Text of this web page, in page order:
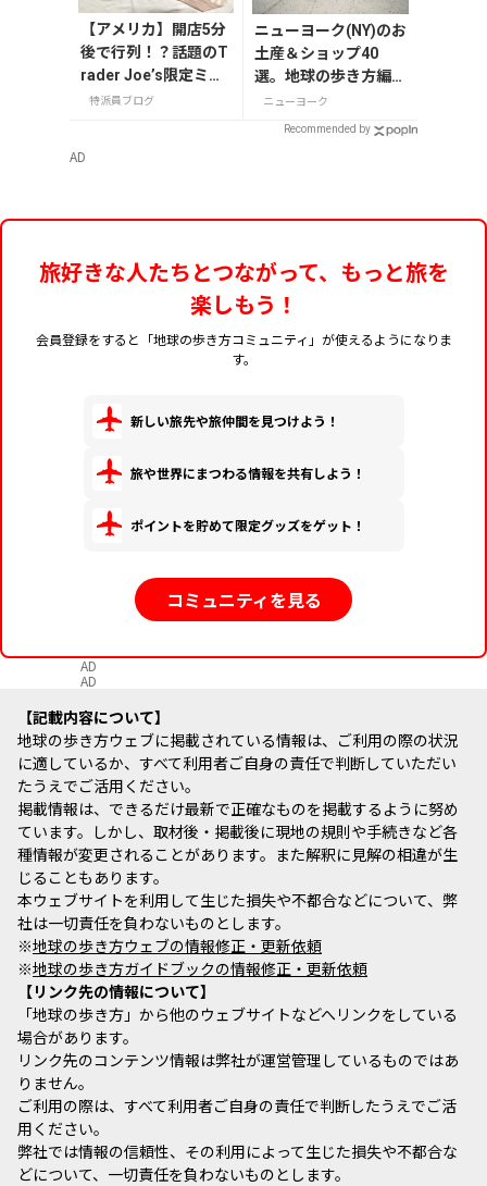
【アメリカ】開店5分
後で行列！？話題のT
rader Joe’s限定ミニ
トート発売日レポ
特派員ブログ
ニューヨーク(NY)のお
土産＆ショップ40
選。地球の歩き方編集
者セレクト！
ニューヨーク
Recommended by
AD
旅好きな人たちとつながって、もっと旅を
楽しもう！
会員登録をすると「地球の歩き方コミュニティ」が使えるようになりま
す。
新しい旅先や旅仲間を見つけよう！
旅や世界にまつわる情報を共有しよう！
ポイントを貯めて限定グッズをゲット！
コミュニティを見る
AD
AD
記載内容について
地球の歩き方ウェブに掲載されている情報は、ご利用の際の状況
に適しているか、すべて利用者ご自身の責任で判断していただい
たうえでご活用ください。
掲載情報は、できるだけ最新で正確なものを掲載するように努め
ています。しかし、取材後・掲載後に現地の規則や手続きなど各
種情報が変更されることがあります。また解釈に見解の相違が生
じることもあります。
本ウェブサイトを利用して生じた損失や不都合などについて、弊
社は一切責任を負わないものとします。
※地球の歩き方ウェブの情報修正・更新依頼
※地球の歩き方ガイドブックの情報修正・更新依頼
リンク先の情報について
「地球の歩き方」から他のウェブサイトなどへリンクをしている
場合があります。
リンク先のコンテンツ情報は弊社が運営管理しているものではあ
りません。
ご利用の際は、すべて利用者ご自身の責任で判断したうえでご活
用ください。
弊社では情報の信頼性、その利用によって生じた損失や不都合な
どについて、一切責任を負わないものとします。